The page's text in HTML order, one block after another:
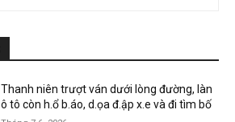
Thanh niên trượt ván dưới lòng đường, làn
ô tô còn h.ổ b.áo, d.ọa đ.ập x.e và đi tìm bố